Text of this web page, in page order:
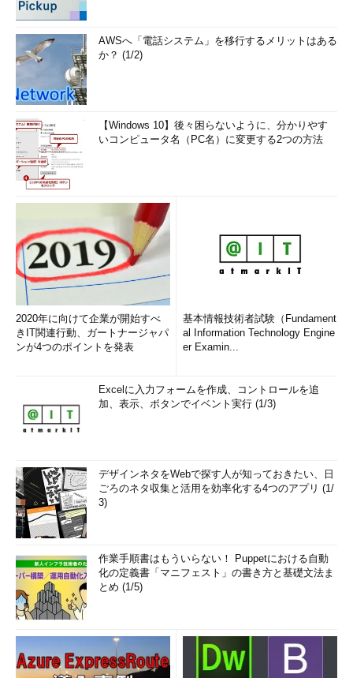
AWSへ「電話システム」を移行するメリットはある
か？ (1/2)
【Windows 10】後々困らないように、分かりやす
いコンピュータ名（PC名）に変更する2つの方法
2020年に向けて企業が開始すべ
きIT関連行動、ガートナージャパ
ンが4つのポイントを発表
基本情報技術者試験（Fundament
al Information Technology Engine
er Examin...
Excelに入力フォームを作成、コントロールを追
加、表示、ボタンでイベント実行 (1/3)
デザインネタをWebで探す人が知っておきたい、日
ごろのネタ収集と活用を効率化する4つのアプリ (1/
3)
作業手順書はもういらない！ Puppetにおける自動
化の定義書「マニフェスト」の書き方と基礎文法ま
とめ (1/5)